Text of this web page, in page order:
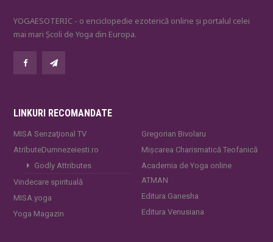
YOGAESOTERIC - o enciclopedie ezoterică online și portalul celei
mai mari Școli de Yoga din Europa.
LINKURI RECOMANDATE
MISA Senzaţional TV
AtributeDumnezeiesti.ro
Godly Attributes
Vindecare spirituală
MISA.yoga
Yoga Magazin
Gregorian Bivolaru
Mișcarea Charismatică Teofanică
Academia de Yoga online
ATMAN
Editura Ganesha
Editura Venusiana